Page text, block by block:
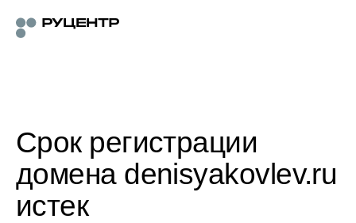
Срок регистрации
домена denisyakovlev.ru
истек